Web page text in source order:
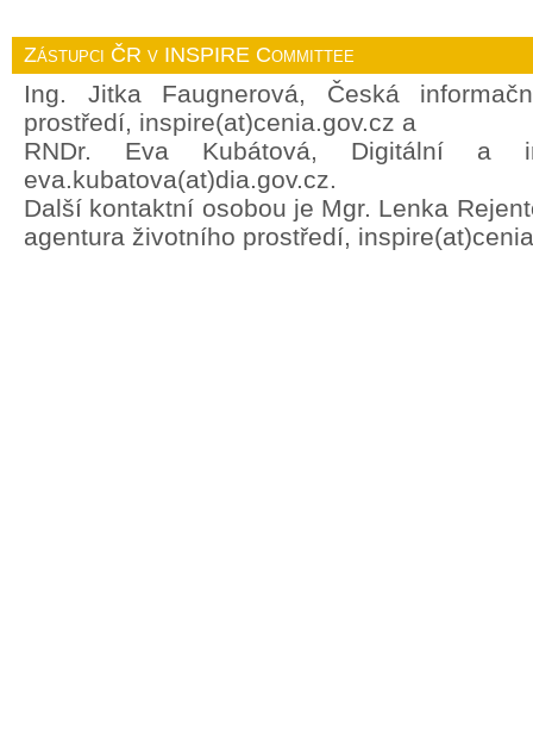
Zástupci ČR v INSPIRE Committee
Ing. Jitka Faugnerová, Česká
prostředí, inspire(at)cenia.gov.cz a
RNDr. Eva Kubátová, Digitální a
eva.kubatova(at)dia.gov.cz.
Další kontaktní osobou je Mgr. Lenka
agentura životního prostředí,